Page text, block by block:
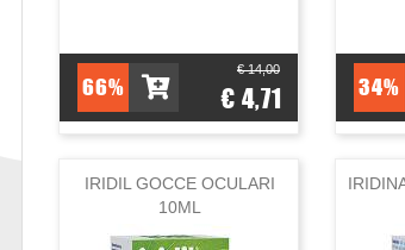
66%
€ 14,00
€ 4,71 34%
IRIDIL GOCCE OCULARI
10ML